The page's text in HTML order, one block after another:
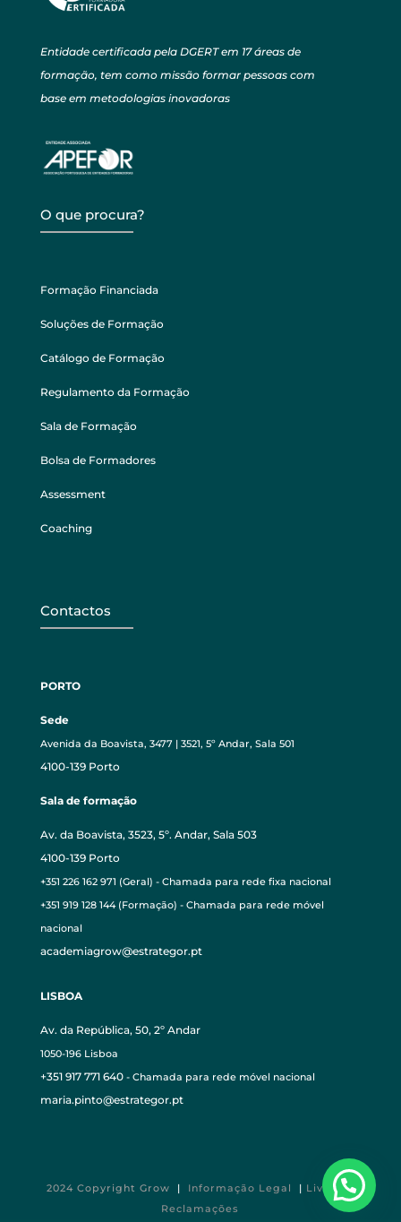
Entidade certificada pela DGERT em 17 áreas de
formação, tem como missão formar pessoas com
base em metodologias inovadoras
O que procura?
Formação Financiada
Soluções de Formação
Catálogo de Formação
Regulamento da Formação
Sala de Formação
Bolsa de Formadores
Assessment
Coaching
Contactos
PORTO
Sede
Avenida da Boavista, 3477 | 3521, 5º Andar, Sala 501
4100-139 Porto
Sala de formação
Av. da Boavista, 3523, 5º. Andar, Sala 503
4100-139 Porto
+351 226 162 971 (Geral) - Chamada para rede fixa nacional
+351 919 128 144 (Formação) - Chamada para rede móvel
nacional
academiagrow@estrategor.pt
LISBOA
Av. da República, 50, 2º Andar
1050-196 Lisboa
+351 917 771 640- Chamada para rede móvel nacional
maria.pinto@estrategor.pt
2024 Copyright Grow | Informação Legal | Livro de
Reclamações